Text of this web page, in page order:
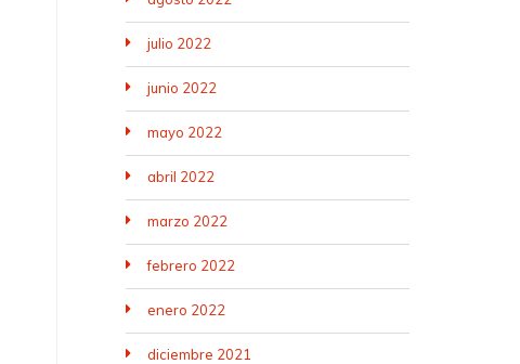
julio 2022
junio 2022
mayo 2022
abril 2022
marzo 2022
febrero 2022
enero 2022
diciembre 2021